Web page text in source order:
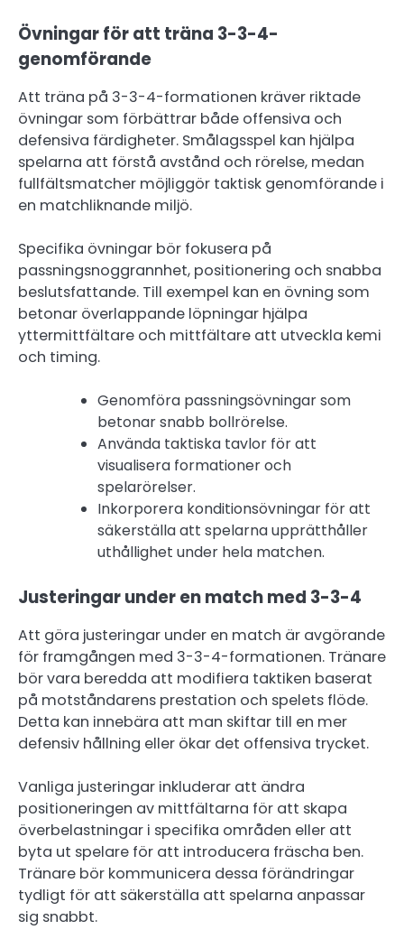
Övningar för att träna 3-3-4-
genomförande
Att träna på 3-3-4-formationen kräver riktade
övningar som förbättrar både offensiva och
defensiva färdigheter. Smålagsspel kan hjälpa
spelarna att förstå avstånd och rörelse, medan
fullfältsmatcher möjliggör taktisk genomförande i
en matchliknande miljö.
Specifika övningar bör fokusera på
passningsnoggrannhet, positionering och snabba
beslutsfattande. Till exempel kan en övning som
betonar överlappande löpningar hjälpa
yttermittfältare och mittfältare att utveckla kemi
och timing.
Genomföra passningsövningar som
betonar snabb bollrörelse.
Använda taktiska tavlor för att
visualisera formationer och
spelarörelser.
Inkorporera konditionsövningar för att
säkerställa att spelarna upprätthåller
uthållighet under hela matchen.
Justeringar under en match med 3-3-4
Att göra justeringar under en match är avgörande
för framgången med 3-3-4-formationen. Tränare
bör vara beredda att modifiera taktiken baserat
på motståndarens prestation och spelets flöde.
Detta kan innebära att man skiftar till en mer
defensiv hållning eller ökar det offensiva trycket.
Vanliga justeringar inkluderar att ändra
positioneringen av mittfältarna för att skapa
överbelastningar i specifika områden eller att
byta ut spelare för att introducera fräscha ben.
Tränare bör kommunicera dessa förändringar
tydligt för att säkerställa att spelarna anpassar
sig snabbt.